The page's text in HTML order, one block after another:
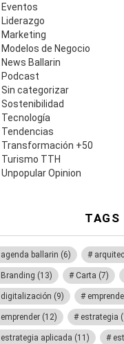
Eventos
Liderazgo
Marketing
Modelos de Negocio
News Ballarin
Podcast
Sin categorizar
Sostenibilidad
Tecnología
Tendencias
Transformación +50
Turismo TTH
Unpopular Opinion
TAGS
agenda ballarin (6)
Branding (13) Carta (7)
digitalización (9)
emprender (12) estrategia
estrategia aplicada (11)